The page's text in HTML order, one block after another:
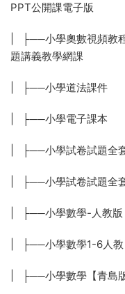
PPT公開課電子版
| ├──小學奧數視頻教
題講義教學網課
| ├──小學道法課件
| ├──小學電子課本
| ├──小學試卷試題全
| ├──小學試卷試題全
| ├──小學數學-人教版
| ├──小學數學1-6人教
| ├──小學數學【青島